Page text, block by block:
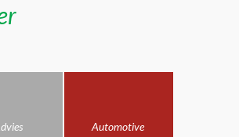
Automotive